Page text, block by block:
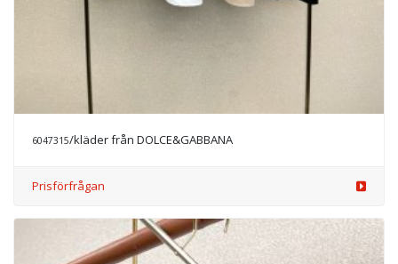
6047315/kläder från DOLCE&GABBANA
Prisförfrågan